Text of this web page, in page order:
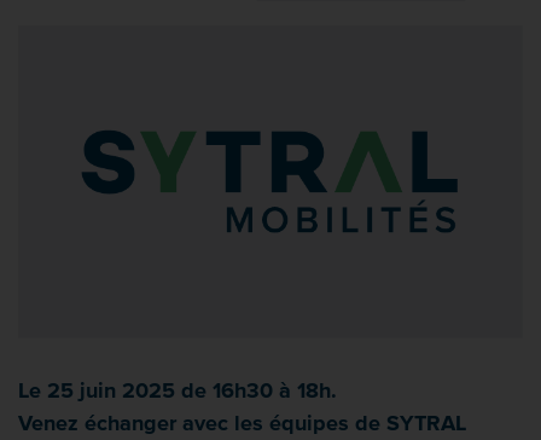
Le 25 juin 2025 de 16h30 à 18h.
Venez échanger avec les équipes de SYTRAL